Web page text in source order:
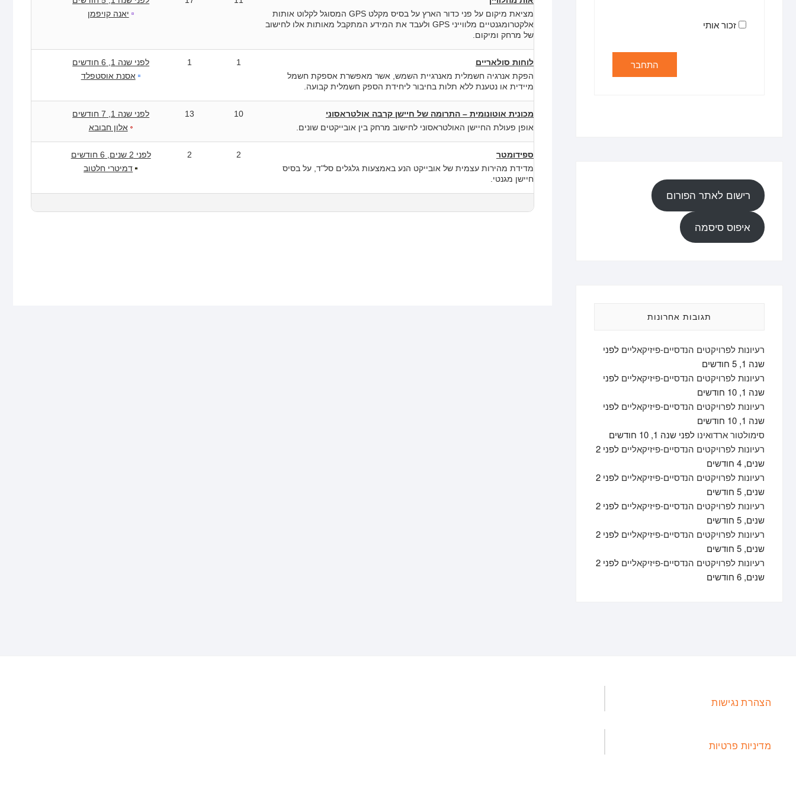
מציאת מיקום על פני כדור הארץ על בסיס מקלט GPS המסוגל לקלוט אותות
אלקטרומגנטיים מלווייני GPS ולעבד את המידע המתקבל מאותות אלו לחישוב
של מרחק ומיקום.
יאנה קויפמן
לוחות סולאריים
הפקת אנרגיה חשמלית מאנרגיית השמש, אשר מאפשרת אספקת חשמל
מיידית או נטענת ללא תלות בחיבור ליחידת הספק חשמלית קבועה.
1
1
לפני שנה 1, 6 חודשים
אסנת אוסטפלד
מכונית אוטונומית – התרומה של חיישן קרבה אולטראסוני
אופן פעולת החיישן האולטראסוני לחישוב מרחק בין אובייקטים שונים.
10
13
לפני שנה 1, 7 חודשים
אלון חבובא
ספידומטר
מדידת מהירות עצמית של אובייקט הנע באמצעות גלגלים סל"ד, על בסיס
חיישן מגנטי.
2
2
לפני 2 שנים, 6 חודשים
דמיטרי חלטוב
זכור אותי
התחבר
רישום לאתר הפורום
איפוס סיסמה
תגובות אחרונות
רעיונות לפרויקטים הנדסיים-פיזיקאליים לפני
שנה 1, 5 חודשים
רעיונות לפרויקטים הנדסיים-פיזיקאליים לפני
שנה 1, 10 חודשים
רעיונות לפרויקטים הנדסיים-פיזיקאליים לפני
שנה 1, 10 חודשים
סימולטור ארדואינו לפני שנה 1, 10 חודשים
רעיונות לפרויקטים הנדסיים-פיזיקאליים
לפני 2
שנים, 4 חודשים
רעיונות לפרויקטים הנדסיים-פיזיקאליים
לפני 2
שנים, 5 חודשים
רעיונות לפרויקטים הנדסיים-פיזיקאליים
לפני 2
שנים, 5 חודשים
רעיונות לפרויקטים הנדסיים-פיזיקאליים
לפני 2
שנים, 5 חודשים
רעיונות לפרויקטים הנדסיים-פיזיקאליים
לפני 2
שנים, 6 חודשים
הצהרת נגישות
מדיניות פרטיות